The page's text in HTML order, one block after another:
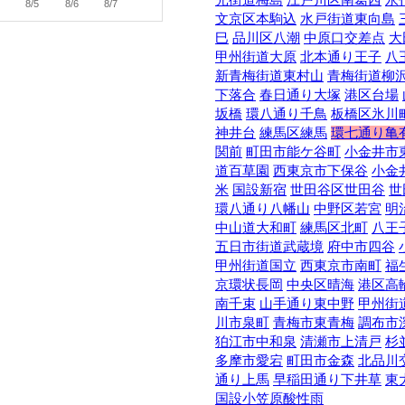
8/5 8/6 8/7
文京区本駒込 水戸街道東向島
巳 品川区八潮 中原口交差点
甲州街道大原 北本通り王子 八
新青梅街道東村山 青梅街道柳
下落合 春日通り大塚 港区台場
坂橋 環八通り千鳥 板橋区氷川
神井台 練馬区練馬 環七通り亀
関前 町田市能ケ谷町 小金井市
道百草園 西東京市下保谷 小金
米 国設新宿 世田谷区世田谷 世
環八通り八幡山 中野区若宮 明
中山道大和町 練馬区北町 八王
五日市街道武蔵境 府中市四谷
甲州街道国立 西東京市南町 福
京環状長岡 中央区晴海 港区高
南千束 山手通り東中野 甲州街
川市泉町 青梅市東青梅 調布市
狛江市中和泉 清瀬市上清戸 杉
多摩市愛宕 町田市金森 北品川
通り上馬 早稲田通り下井草 東
国設小笠原酸性雨